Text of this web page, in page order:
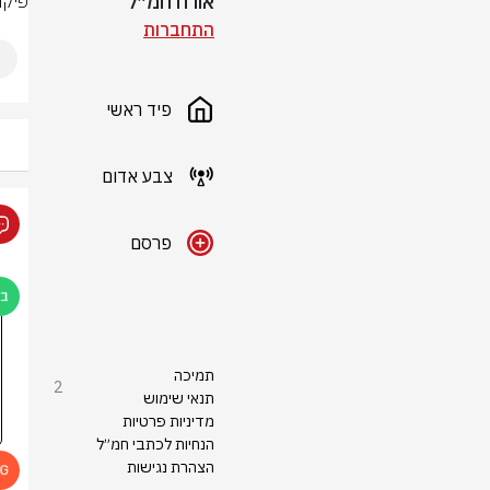
התחברות
פיד ראשי
צבע אדום
פרסם
תמיכה
תנאי שימוש
מדיניות פרטיות
הנחיות לכתבי חמ״ל
הצהרת נגישות
2